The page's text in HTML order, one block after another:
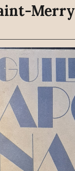
Merry